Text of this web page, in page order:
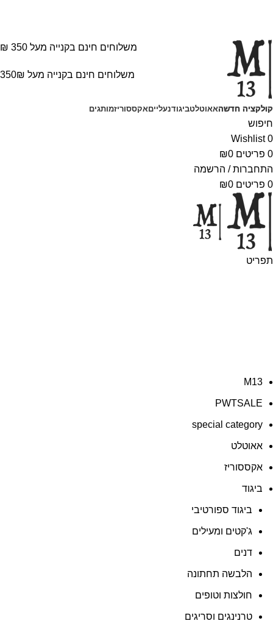
קולקציה חדשהאאוטלטביגודנעלייםאקססוריזמותגים
חיפוש
0
Wishlist
0 פריטים ₪0
התחברות / הרשמה
0 פריטים ₪0
תפריט
M13
PWTSALE
special category
אאוטלט
אקססוריז
ביגוד
ביגוד ספורטיבי
ג'קטים ומעילים
דנים
הלבשה תחתונה
חולצות וטופים
טרנינגים וסריגים
משלוחים חינם בקנייה מעל 350 ₪
משלוחים חינם בקנייה מעל 350₪